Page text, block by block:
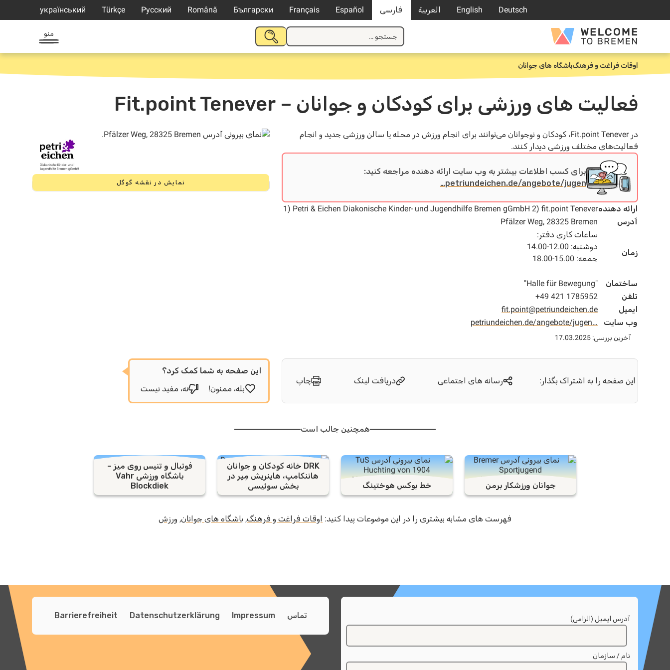
Deutsch
English العربية فارسی Español
Français
Български
Română
Русский
Türkçe
український
Welcome
to
Bremen
جستجو
برای:
جستجو
منو
خانه
اوقات فراغت و فرهنگباشگاه های جوانان
فعالیت های ورزشی برای کودکان و جوانان – Fit.point Tenever
در Fit.point Tenever، کودکان و نوجوانان می‌توانند برای انجام ورزش در محله یا سالن ورزشی جدید و انجام
فعالیت‌های مختلف ورزشی دیدار کنند.
برای کسب اطلاعات بیشتر به وب سایت ارائه دهنده مراجعه کنید:
petriundeichen.de/angebote/jugen…
ارائه دهنده1) Petri & Eichen Diakonische Kinder- und Jugendhilfe Bremen gGmbH 2) fit.point Tenever
آدرس
Pfälzer Weg, 28325 Bremen
زمان
ساعات کاری دفتر:
دوشنبه: 12.00-14.00
جمعه: 15.00-18.00
ساختمان
"Halle für Bewegung"
تلفن
+49 421 1785952
ایمیل
fit.point@petriundeichen.de
وب سایت
petriundeichen.de/angebote/jugen…
آخرین بررسی: 17.03.2025
نمایش در نقشه گوگل
این صفحه را به اشتراک بگذار: رسانه های اجتماعی دریافت لینک چاپ
این صفحه به شما کمک کرد؟
بله، ممنون!
نه، مفید نیست
همچنین جالب است
جوانان ورزشکار برمن خط بوکس هوختینگ
DRK خانه کودکان و جوانان
هاننکامپ، هاینریش مِیِر در
بخش سوئیسی
فوتبال و تنیس روی میز –
باشگاه ورزشی Vahr
Blockdiek
فهرست های مشابه بیشتری را در این موضوعات پیدا کنید: اوقات فراغت و فرهنگ, باشگاه های جوانان, ورزش
آدرس ایمیل (الزامی)
نام / سازمان
تماس Impressum
Datenschutzerklärung
Barrierefreiheit